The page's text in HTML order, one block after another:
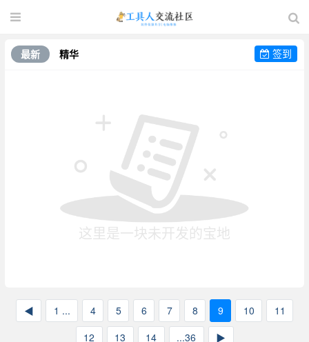
最新 签到
精华
这里是一块未开发的宝地
◀ 1 ... 4 5 6 7 8 9 10
11
12
13 14 ...36 ▶